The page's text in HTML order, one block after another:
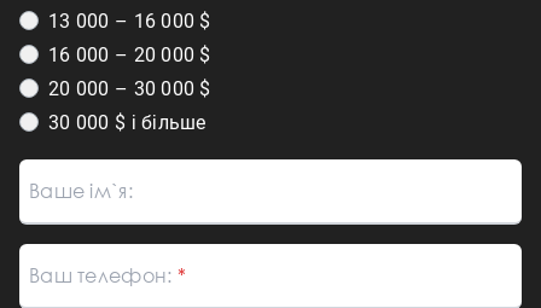
13 000 – 16 000 $
16 000 – 20 000 $
20 000 – 30 000 $
30 000 $ і більше
Ваше ім`я:
Ваш телефон: